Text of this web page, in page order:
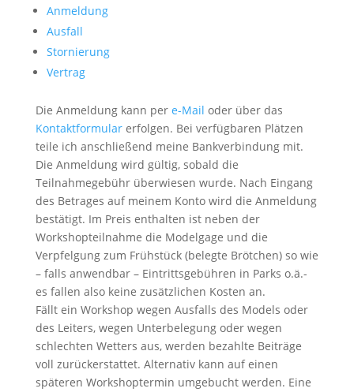
Anmeldung
Ausfall
Stornierung
Vertrag
Die Anmeldung kann per e-Mail oder über das
Kontaktformularerfolgen. Bei verfügbaren Plätzen
teile ich anschließend meine Bankverbindung mit.
Die Anmeldung wird gültig, sobald die
Teilnahmegebühr überwiesen wurde. Nach Eingang
des Betrages auf meinem Konto wird die Anmeldung
bestätigt. Im Preis enthalten ist neben der
Workshopteilnahme die Modelgage und die
Verpfelgung zum Frühstück (belegte Brötchen) so wie
– falls anwendbar – Eintrittsgebühren in Parks o.ä.-
es fallen also keine zusätzlichen Kosten an.
Fällt ein Workshop wegen Ausfalls des Models oder
des Leiters, wegen Unterbelegung oder wegen
schlechten Wetters aus, werden bezahlte Beiträge
voll zurückerstattet. Alternativ kann auf einen
späteren Workshoptermin umgebucht werden. Eine